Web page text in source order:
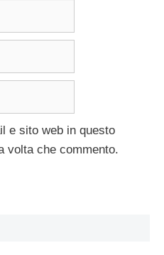
e sito web in questo
volta che commento.